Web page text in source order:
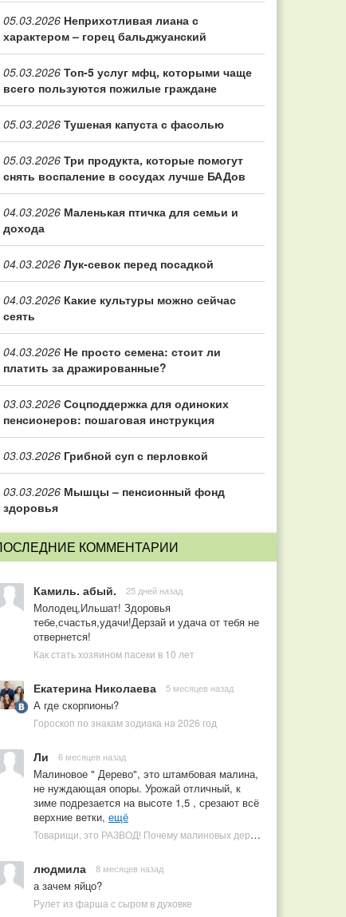
05.03.2026 Неприхотливая лиана с
характером – горец бальджуанский
05.03.2026 Топ‑5 услуг мфц, которыми чаще
всего пользуются пожилые граждане
05.03.2026 Тушеная капуста с фасолью
05.03.2026 Три продукта, которые помогут
снять воспаление в сосудах лучше БАДов
04.03.2026 Маленькая птичка для семьи и
дохода
04.03.2026 Лук-севок перед посадкой
04.03.2026 Какие культуры можно сейчас
сеять
04.03.2026 Не просто семена: стоит ли
платить за дражированные?
03.03.2026 Соцподдержка для одиноких
пенсионеров: пошаговая инструкция
03.03.2026 Грибной суп с перловкой
03.03.2026 Мышцы – пенсионный фонд
здоровья
КОММЕНТАРИИ
Камиль. абый. 25 дней назад
Молодец,Ильшат! Здоровья
тебе,счастья,удачи!Дерзай и удача от тебя не
отвернется!
Как стать хозяином пасеки в 10 лет
Екатерина Николаева 5 месяцев назад
А где скорпионы?
Гороскоп по знакам зодиака на 2026 год
Ли 6 месяцев назад
Малиновое " Дерево", это штамбовая малина,
не нуждающая опоры. Урожай отличный, к
зиме подрезается на высоте 1,5 , срезают всё
верхние ветки, ещё
Товарищи, это РАЗВОД! Почему малиновых деревьев не бывает, или Как ушлые продавцы наживаются на мечтах садоводов
людмила 8 месяцев назад
а зачем яйцо?
Рулет из фарша с сыром в духовке